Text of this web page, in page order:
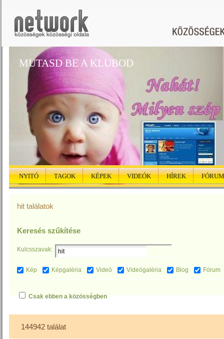
MUTASD BE A KLUBOD
NYITÓ TAGOK KÉPEK VIDEÓK HÍREK FÓRUM
hit találatok
Keresés szűkítése
Kulcsszavak:
Kép Képgaléria Videó Videógaléria Blog Fórum
Csak ebben a közösségben
144942 találat